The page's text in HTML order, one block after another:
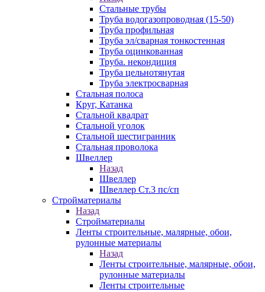
Стальные трубы
Труба водогазопроводная (15-50)
Труба профильная
Труба эл/сварная тонкостенная
Труба оцинкованная
Труба. некондиция
Труба цельнотянутая
Труба электросварная
Стальная полоса
Круг, Катанка
Стальной квадрат
Стальной уголок
Стальной шестигранник
Стальная проволока
Швеллер
Назад
Швеллер
Швеллер Ст.3 пс/сп
Стройматериалы
Назад
Стройматериалы
Ленты строительные, малярные, обои,
рулонные материалы
Назад
Ленты строительные, малярные, обои,
рулонные материалы
Ленты строительные